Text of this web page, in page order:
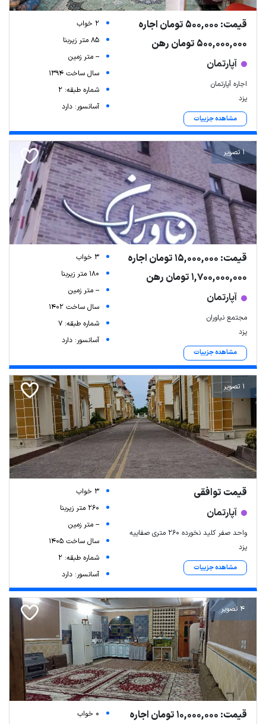
قیمت: 500,000 تومان اجاره
500,000,000 تومان رهن
آپارتمان
اجاره آپارتمان
یزد
مشاهده جزییات
2 خواب
85 متر زیربنا
-- متر زمین
سال ساخت 1394
شماره طبقه: 2
آسانسور: دارد
1 تصویر
قیمت: 15,000,000 تومان اجاره
1,700,000,000 تومان رهن
آپارتمان
مجتمع نیاوران
یزد
مشاهده جزییات
3 خواب
180 متر زیربنا
-- متر زمین
سال ساخت 1402
شماره طبقه: 7
آسانسور: دارد
1 تصویر
قیمت توافقی
آپارتمان
واحد صفر کلید نخورده ۲۶۰ متری صفاییه
یزد
مشاهده جزییات
3 خواب
260 متر زیربنا
-- متر زمین
سال ساخت 1405
شماره طبقه: 2
آسانسور: دارد
4 تصویر
قیمت: 10,000,000 تومان اجاره
0 خواب